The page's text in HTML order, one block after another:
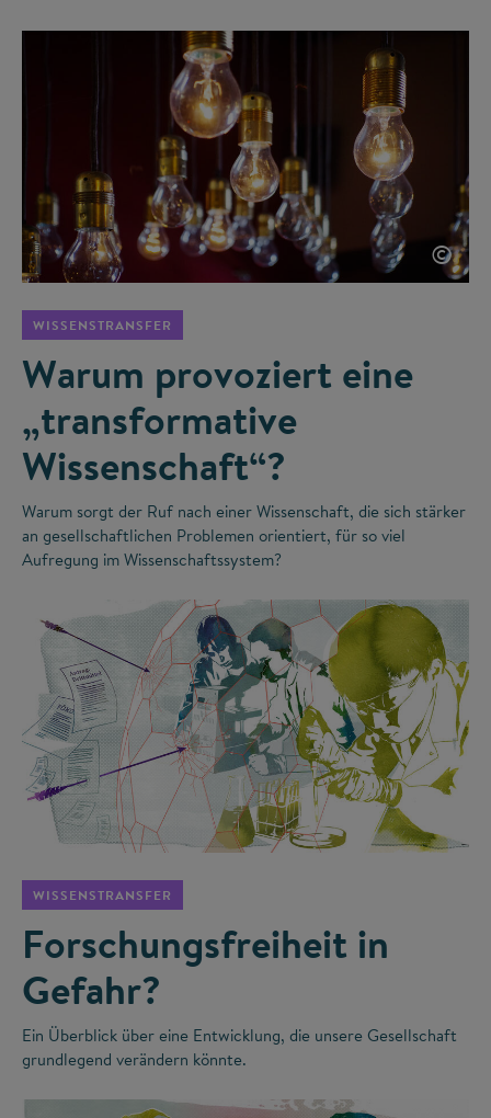
©
WISSENSTRANSFER
Warum provoziert eine
„transformative
Wissenschaft“?
Warum sorgt der Ruf nach einer Wissenschaft, die sich stärker
an gesellschaftlichen Problemen orientiert, für so viel
Aufregung im Wissenschaftssystem?
©
WISSENSTRANSFER
Forschungsfreiheit in
Gefahr?
Ein Überblick über eine Entwicklung, die unsere Gesellschaft
grundlegend verändern könnte.